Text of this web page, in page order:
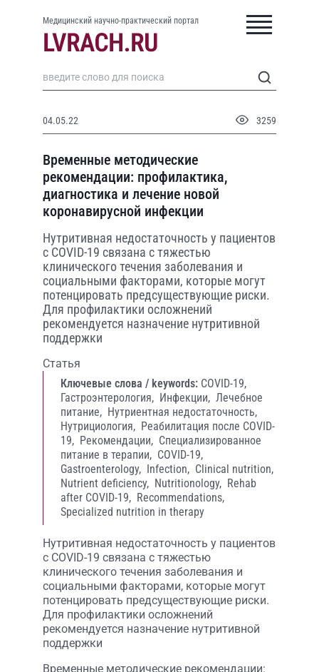
Медицинский научно-практический портал
04.05.22 3259
Временные методические
рекомендации: профилактика,
диагностика и лечение новой
коронавирусной инфекции
Нутритивная недостаточность у пациентов
с COVID-19 связана с тяжестью
клинического течения заболевания и
социальными факторами, которые могут
потенцировать предсуществующие риски.
Для профилактики осложнений
рекомендуется назначение нутритивной
поддержки
Статья
Ключевые слова / keywords: COVID-19,
Гастроэнтерология, Инфекции, Лечебное
питание, Нутриентная недостаточность,
Нутрициология, Реабилитация после COVID-
19, Рекомендации, Специализированное
питание в терапии, COVID-19,
Gastroenterology, Infection, Clinical nutrition,
Nutrient deficiency, Nutritionology, Rehab
after COVID-19, Recommendations,
Specialized nutrition in therapy
Нутритивная недостаточность у пациентов
с COVID-19 связана с тяжестью
клинического течения заболевания и
социальными факторами, которые могут
потенцировать предсуществующие риски.
Для профилактики осложнений
рекомендуется назначение нутритивной
поддержки
Временные методические рекомендации: